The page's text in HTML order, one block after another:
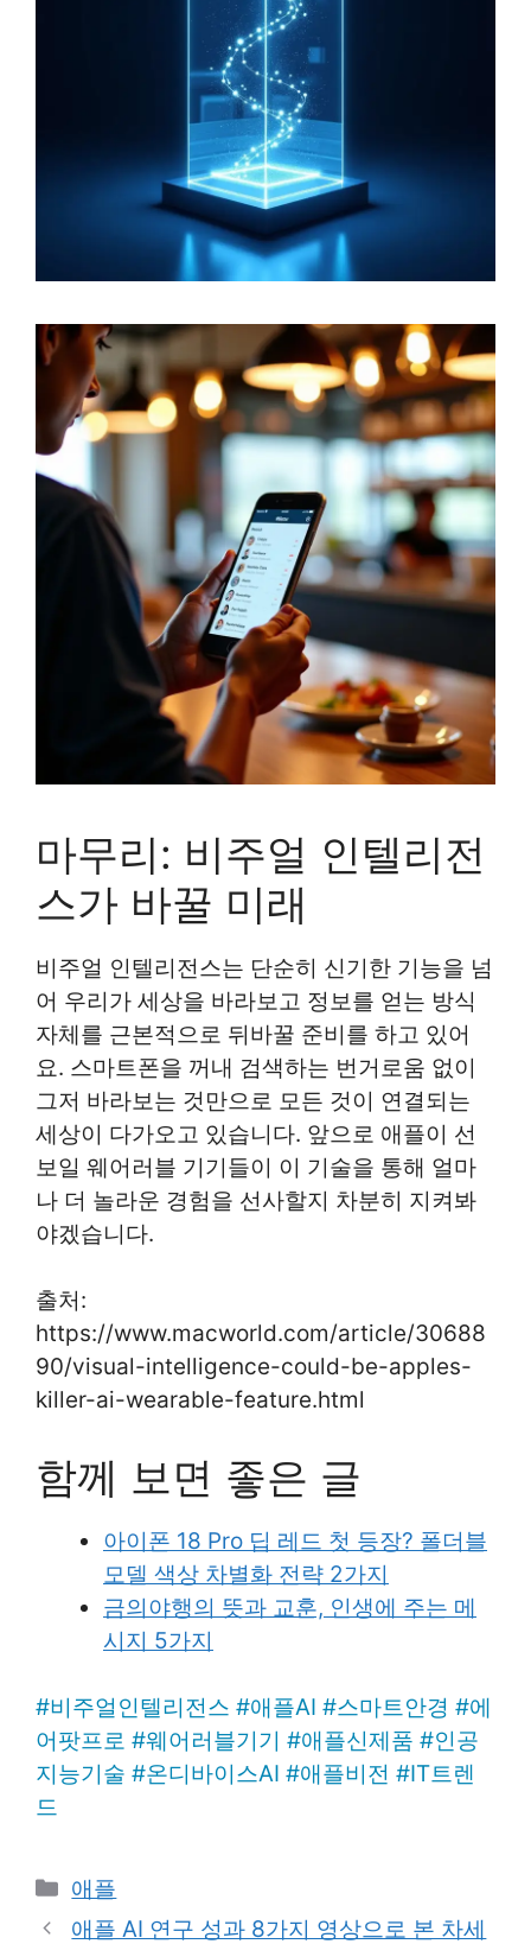
마무리: 비주얼 인텔리전
스가 바꿀 미래
비주얼 인텔리전스는 단순히 신기한 기능을 넘
어 우리가 세상을 바라보고 정보를 얻는 방식
자체를 근본적으로 뒤바꿀 준비를 하고 있어
요. 스마트폰을 꺼내 검색하는 번거로움 없이
그저 바라보는 것만으로 모든 것이 연결되는
세상이 다가오고 있습니다. 앞으로 애플이 선
보일 웨어러블 기기들이 이 기술을 통해 얼마
나 더 놀라운 경험을 선사할지 차분히 지켜봐
야겠습니다.
출처:
https://www.macworld.com/article/30688
90/visual-intelligence-could-be-apples-
killer-ai-wearable-feature.html
함께 보면 좋은 글
아이폰 18 Pro 딥 레드 첫 등장? 폴더블
모델 색상 차별화 전략 2가지
금의야행의 뜻과 교훈, 인생에 주는 메
시지 5가지
#비주얼인텔리전스 #애플AI #스마트안경 #에
어팟프로 #웨어러블기기 #애플신제품 #인공
지능기술 #온디바이스AI #애플비전 #IT트렌
드
Categories
애플
애플 AI 연구 성과 8가지 영상으로 본 차세